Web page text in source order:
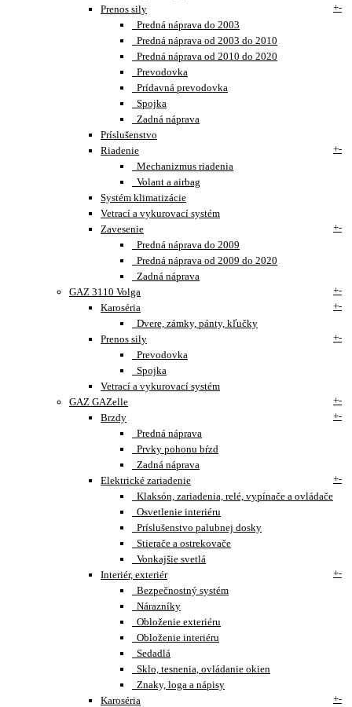
Prenos sily
+-
Predná náprava do 2003
Predná náprava od 2003 do 2010
Predná náprava od 2010 do 2020
Prevodovka
Prídavná prevodovka
Spojka
Zadná náprava
Príslušenstvo
Riadenie
+-
Mechanizmus riadenia
Volant a airbag
Systém klimatizácie
Vetrací a vykurovací systém
Zavesenie
+-
Predná náprava do 2009
Predná náprava od 2009 do 2020
Zadná náprava
GAZ 3110 Volga
+-
Karoséria
+-
Dvere, zámky, pánty, kľučky
Prenos sily
+-
Prevodovka
Spojka
Vetrací a vykurovací systém
GAZ GAZelle
+-
Brzdy
+-
Predná náprava
Prvky pohonu bŕzd
Zadná náprava
Elektrické zariadenie
+-
Klaksón, zariadenia, relé, vypínače a ovládače
Osvetlenie interiéru
Príslušenstvo palubnej dosky
Stierače a ostrekovače
Vonkajšie svetlá
Interiér, exteriér
+-
Bezpečnostný systém
Nárazníky
Obloženie exteriéru
Obloženie interiéru
Sedadlá
Sklo, tesnenia, ovládanie okien
Znaky, loga a nápisy
Karoséria
+-